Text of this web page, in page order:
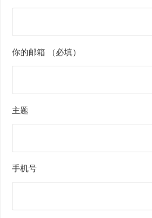
你的邮箱 （必填）
主题
手机号